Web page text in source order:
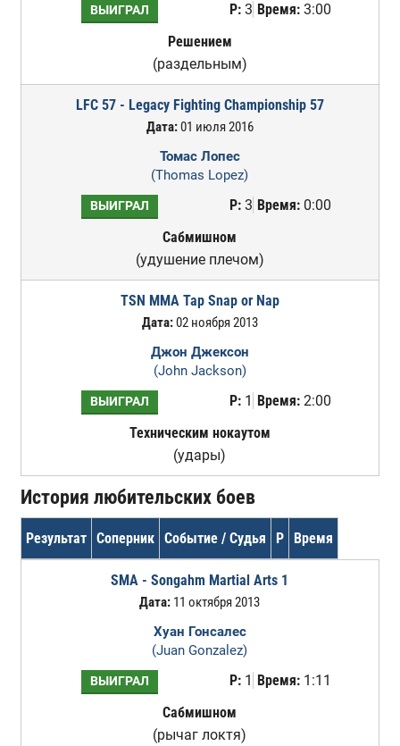
ВЫИГРАЛ Р:3 Время:3:00
Решением
(раздельным)
LFC 57 - Legacy Fighting Championship 57
Дата:01 июля 2016
Томас Лопес
(Thomas Lopez)
ВЫИГРАЛ Р:3 Время:0:00
Сабмишном
(удушение плечом)
TSN MMA Tap Snap or Nap
Дата:02 ноября 2013
Джон Джексон
(John Jackson)
ВЫИГРАЛ Р:1 Время:2:00
Техническим нокаутом
(удары)
История любительских боев
Результат Соперник Событие / Судья Р Время
SMA - Songahm Martial Arts 1
Дата: 11 октября 2013
Хуан Гонсалес
(Juan Gonzalez)
ВЫИГРАЛ Р:1 Время:1:11
Сабмишном
(рычаг локтя)